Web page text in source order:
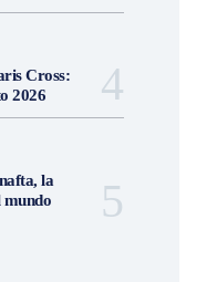
Cross:
2026
la
mundo